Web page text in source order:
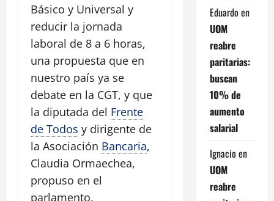
Básico y Universal y
reducir la jornada
laboral de 8 a 6 horas,
una propuesta que en
nuestro país ya se
debate en la CGT, y que
la diputada del Frente
de Todos y dirigente de
la Asociación Bancaria,
Claudia Ormaechea,
propuso en el
parlamento.
Eduardo en
UOM
reabre
paritarias:
buscan
10% de
aumento
salarial
Ignacio en
UOM
reabre